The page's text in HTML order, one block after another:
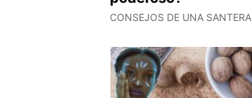
CONSEJOS DE UNA SANTERA